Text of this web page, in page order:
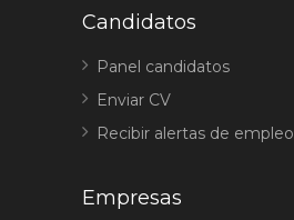
Candidatos
Panel candidatos
Enviar CV
Recibir alertas de empleo
Empresas